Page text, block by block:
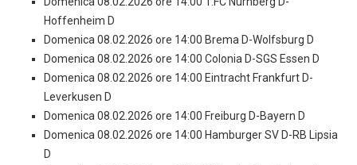
Hoffenheim D
Domenica 08.02.2026 ore 14:00 Brema D-Wolfsburg D
Domenica 08.02.2026 ore 14:00 Colonia D-SGS Essen D
Domenica 08.02.2026 ore 14:00 Eintracht Frankfurt D-
Leverkusen D
Domenica 08.02.2026 ore 14:00 Freiburg D-Bayern D
Domenica 08.02.2026 ore 14:00 Hamburger SV D-RB Lipsia
D